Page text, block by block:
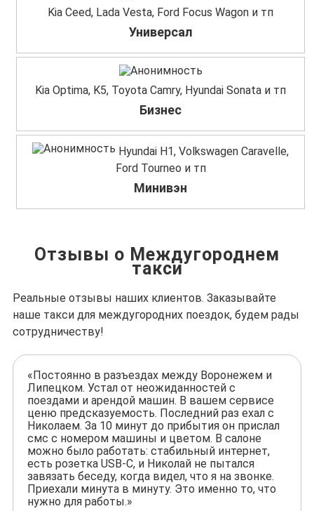
Kia Ceed, Lada Vesta, Ford Focus Wagon и тп
Универсал
Kia Optima, K5, Toyota Camry, Hyundai Sonata и тп
Бизнес
Hyundai H1, Volkswagen Caravelle,
Ford Tourneo и тп
Минивэн
Отзывы о Междугороднем
такси
Реальные отзывы наших клиентов. Заказывайте
наше такси для междугородних поездок, будем рады
сотрудничеству!
«Постоянно в разъездах между Воронежем и
Липецком. Устал от неожиданностей с
поездами и арендой машин. В вашем сервисе
ценю предсказуемость. Последний раз ехал с
Николаем. За 10 минут до прибытия он прислал
смс с номером машины и цветом. В салоне
можно было работать: стабильный интернет,
есть розетка USB-C, и Николай не пытался
завязать беседу, когда видел, что я на звонке.
Приехали минута в минуту. Это именно то, что
нужно для работы.»